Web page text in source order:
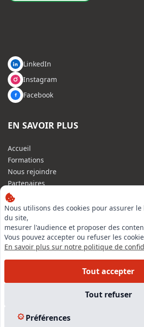
Nous utilisons des cookies pour assurer
du site,
mesurer l'audience et proposer des
Vous pouvez accepter ou refuser les
En savoir plus sur notre politique de
Tout accepter
Tout refuser
Préférences
LinkedIn
Instagram
Facebook
EN SAVOIR PLUS
Accueil
Formations
Nous rejoindre
Partenaires
Autres missions
Le C.N.E.
Membre IVSC
Logiciel
L’Expert
Tarifs
Experts Immobiliers par régions
Plan du site